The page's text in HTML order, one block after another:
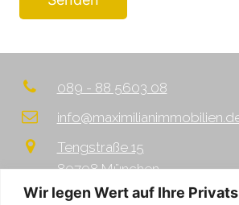
Wir legen Wert auf Ihre
089 - 88 5603 08
Tengstraße 15
80798 München